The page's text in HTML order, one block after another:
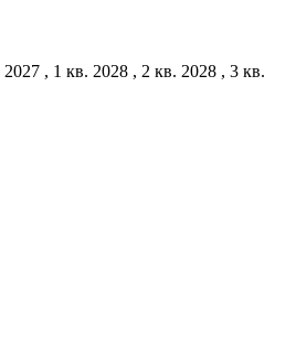
, 1 кв. 2028 , 2 кв. 2028 , 3 кв.